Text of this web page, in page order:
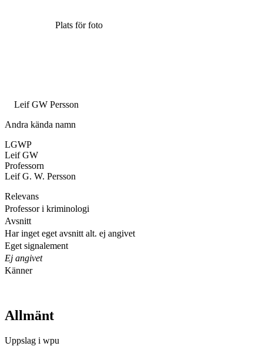
Plats för foto
Leif GW Persson
Andra kända namn
LGWP
Leif GW
Professorn
Leif G. W. Persson
Relevans
Professor i kriminologi
Avsnitt
Har inget eget avsnitt alt. ej angivet
Eget signalement
Ej angivet
Känner
Allmänt
Uppslag i wpu